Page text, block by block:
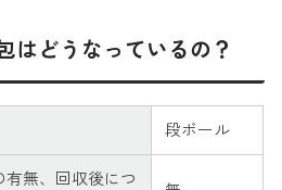
はどうなっているの？
段ボール
無、回収後につ